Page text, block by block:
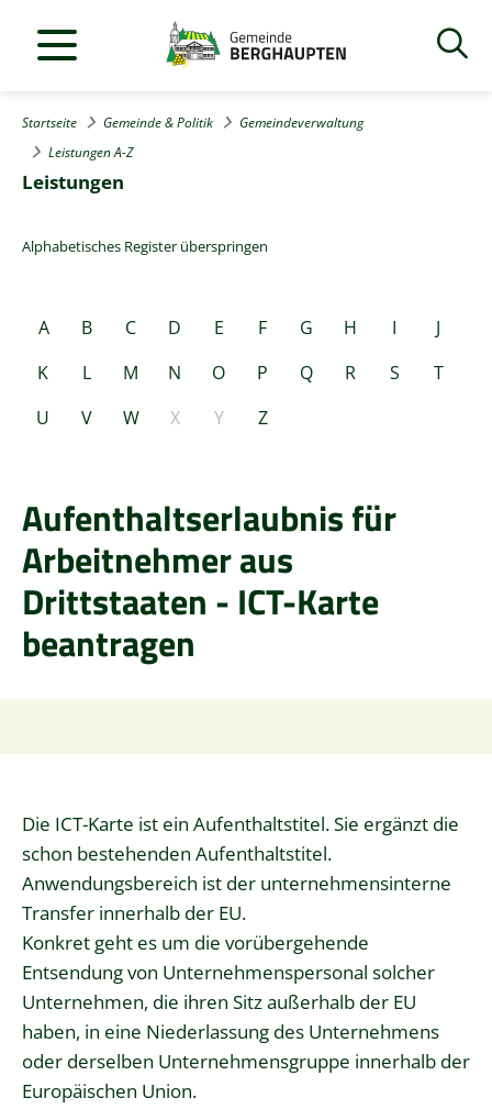
Startseite Gemeinde & Politik
Gemeindeverwaltung
Leistungen A-Z
Leistungen
Alphabetisches Register überspringen
A B C D E F G H I
J
K
L M N O P Q R S
T
U
V W X Y Z
Aufenthaltserlaubnis für
Arbeitnehmer aus
Drittstaaten - ICT-Karte
beantragen
Die ICT-Karte ist ein Aufenthaltstitel. Sie ergänzt die
schon bestehenden Aufenthaltstitel.
Anwendungsbereich ist der unternehmensinterne
Transfer innerhalb der EU.
Konkret geht es um die vorübergehende
Entsendung von Unternehmenspersonal solcher
Unternehmen, die ihren Sitz außerhalb der EU
haben, in eine Niederlassung des Unternehmens
oder derselben Unternehmensgruppe innerhalb der
Europäischen Union.